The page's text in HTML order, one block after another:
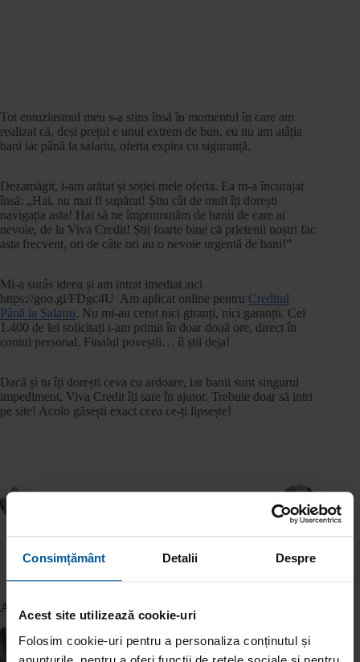
Consimțământ Detalii Despre
Acest site utilizează cookie-uri
Folosim cookie-uri pentru a personaliza conținutul și
Tot entuziasmul meu s-a stins însă în momentul în care am
realizat că, deși prețul e unul extrem de bun, eu nu am atâția
bani iar până la salariu, oferta expira cu siguranță.
Dezamăgit, i-am arătat și soției mele oferta. Ea m-a încurajat
însă: „Hai, nu mai fi supărat! Știu cât de mult îți dorești
navigația asta! Hai să ne împrumutăm de banii de care ai
nevoie, de la Viva Credit! Știi foarte bine că prietenii noștri fac
asta frecvent, ori de câte ori au o nevoie urgentă de bani!”
Mi-a surâs ideea și am intrat imediat aici
https://goo.gl/FDgc4U Am aplicat online pentru Creditul
Până la Salariu. Nu mi-au cerut nici giranți, nici garanții. Cei
1.400 de lei solicitați i-am primit în doar două ore, direct în
contul personal. Finalul poveștii… îl știi deja!
Dacă și tu îți dorești ceva cu ardoare, iar banii sunt singurul
impediment, Viva Credit îți sare în ajutor. Trebuie doar să intri
pe site! Acolo găsești exact ceea ce-ți lipsește!
Articole similare